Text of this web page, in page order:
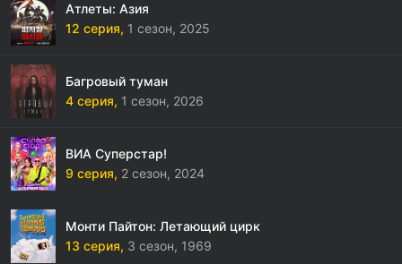
Атлеты: Азия
12 серия, 1 сезон, 2025
Багровый туман
4 серия, 1 сезон, 2026
ВИА Суперстар!
9 серия, 2 сезон, 2024
Монти Пайтон: Летающий цирк
13 серия, 3 сезон, 1969